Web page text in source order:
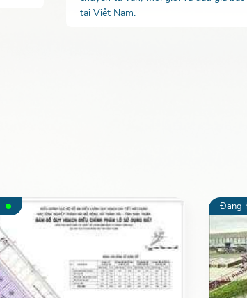
tại Việt Nam.
Đang